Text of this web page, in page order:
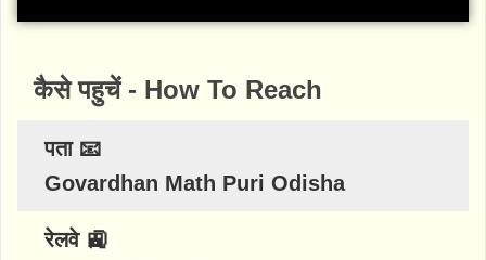
कैसे पहुचें - How To Reach
पता 📧
Govardhan Math Puri Odisha
रेलवे 🚉